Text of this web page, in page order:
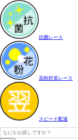
抗菌レース
花粉対策レース
スピード配達